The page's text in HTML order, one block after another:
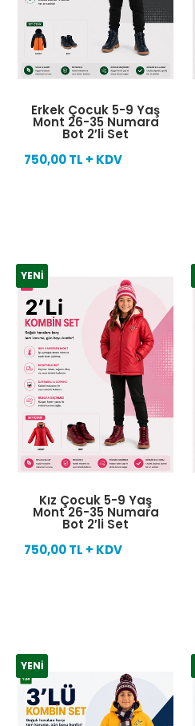
Erkek Çocuk 5-9 Yaş
Mont 26-35 Numara
Bot 2′li Set
750,00 TL + KDV
YENI
Kız Çocuk 5-9 Yaş
Mont 26-35 Numara
Bot 2′li Set
750,00 TL + KDV
YENI